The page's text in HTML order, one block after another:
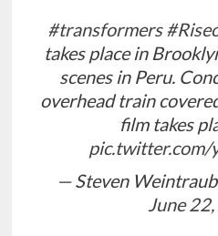
#transformers
takes place in
scenes in Peru.
overhead train
film takes
— Steven
June